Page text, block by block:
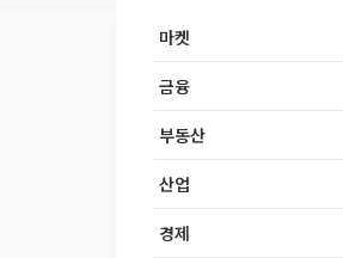
마켓
금융
부동산
산업
경제